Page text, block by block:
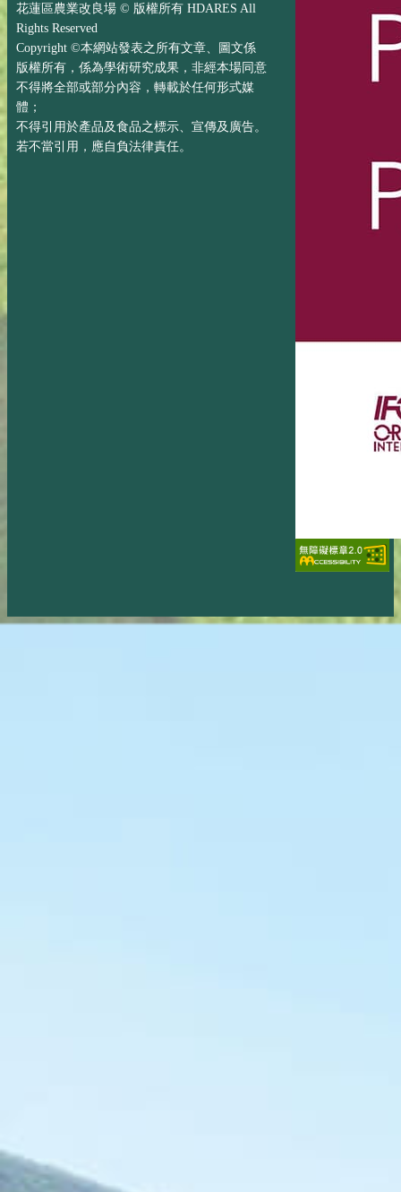
花蓮區農業改良場 © 版權所有 HDARES All
Rights Reserved
Copyright ©本網站發表之所有文章、圖文係
版權所有，係為學術研究成果，非經本場同意
不得將全部或部分內容，轉載於任何形式媒
體；
不得引用於產品及食品之標示、宣傳及廣告。
若不當引用，應自負法律責任。